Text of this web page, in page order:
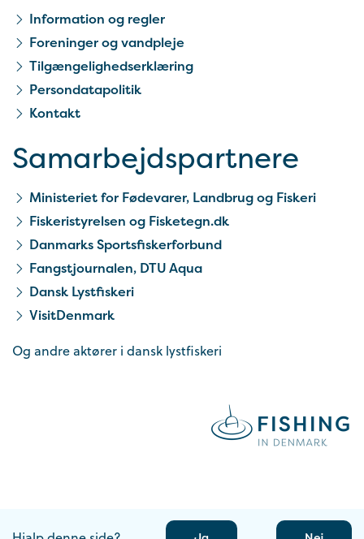
Information og regler
Foreninger og vandpleje
Tilgængelighedserklæring
Persondatapolitik
Kontakt
Samarbejds­partnere
Ministeriet for Fødevarer, Landbrug og Fiskeri
Fiskeristyrelsen og Fisketegn.dk
Danmarks Sportsfiskerforbund
Fangstjournalen, DTU Aqua
Dansk Lystfiskeri
VisitDenmark
Og andre aktører i dansk lystfiskeri